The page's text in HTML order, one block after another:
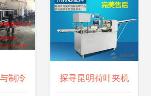
制冷 探寻昆明荷叶夹机